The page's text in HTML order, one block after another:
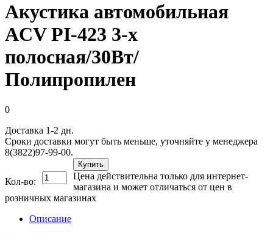
Акустика автомобильная
ACV PI-423 3-х
полосная/30Вт/
Полипропилен
0
Доставка 1-2 дн.
Сроки доставки могут быть меньше, уточняйте у менеджера
8(3822)97-99-00.
Кол-во:
Купить
Цена действительна только для интернет-
магазина и может отличаться от цен в
розничных магазинах
Описание